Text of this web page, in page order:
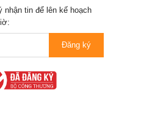
nhận tin để lên kế hoạch
Đăng ký